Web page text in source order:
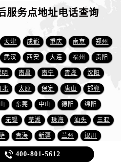
服务点地址电话查询
天津 成都 重庆 南京 郑州
武汉 西安 大连 福州 贵阳
明 南昌 南宁 青岛 沈阳
北 太原 保定 唐山 邯郸
东莞 中山 德阳 绵阳
无锡 芜湖 珠海 汕头 三亚
青海 新疆 兰州 银川
头 阳泉 大庆 沧州
 400-801-5612